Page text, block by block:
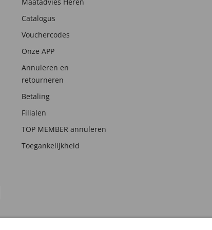
Catalogus
Vouchercodes
Onze APP
Annuleren en
retourneren
Betaling
Filialen
TOP MEMBER annuleren
Toegankelijkheid